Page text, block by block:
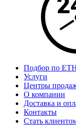
Подбор по
Услуги
Центры
О компании
Доставка и
Контакты
Стать